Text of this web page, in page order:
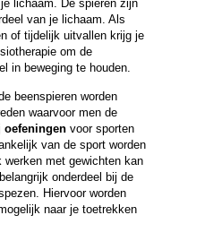
lichaam. De spieren zijn
van je lichaam. Als
of tijdelijk uitvallen krijg je
om de
in beweging te houden.
beenspieren worden
waarvoor men de
oefeningenvoor sporten
van de sport worden
werken met gewichten kan
onderdeel bij de
Hiervoor worden
naar je toetrekken